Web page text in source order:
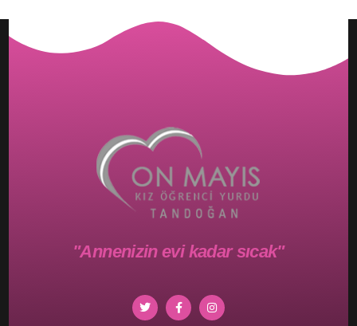
"Annenizin evi kadar sıcak"